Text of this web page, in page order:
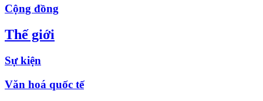
Cộng đồng
Thế giới
Sự kiện
Văn hoá quốc tế